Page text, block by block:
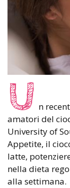
U n
amatori del
University of
Appetite, il
latte,
nella dieta
alla settimana.